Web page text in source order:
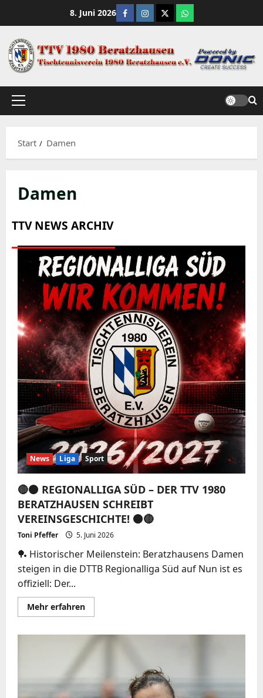
springen
8. Juni 2026 Facebook
Instagram
X WhatsApp
Primäres
Start
Damen
Damen
News Liga Sport
🔴⚫️ REGIONALLIGA SÜD – DER TTV 1980
BERATZHAUSEN SCHREIBT
VEREINSGESCHICHTE! ⚫️🔴
Toni Pfeffer 5. Juni 2026
🏓 Historischer Meilenstein: Beratzhausens Damen
steigen in die DTTB Regionalliga Süd auf Nun ist es
offiziell: Der...
Mehr erfahrenMehr
Informationen
REGIONALLIGA
SÜD
DER
1980
BERATZHAUSEN